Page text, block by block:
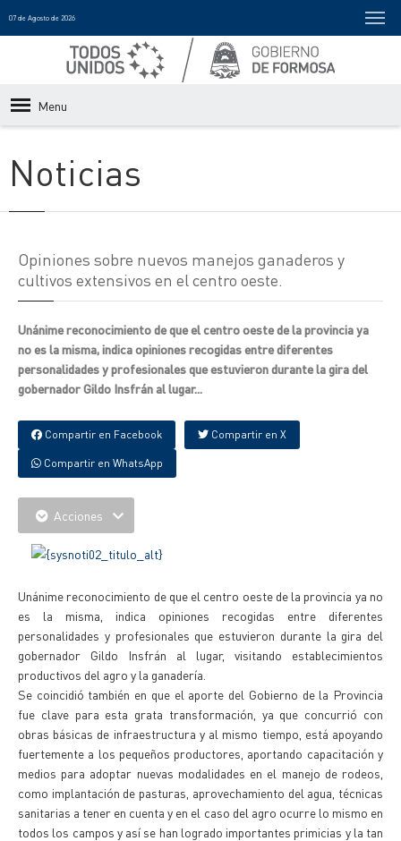
07 de Agosto de 2026
Menu
Noticias
Opiniones sobre nuevos manejos ganaderos y
cultivos extensivos en el centro oeste.
Unánime reconocimiento de que el centro oeste de la provincia ya
no es la misma, indica opiniones recogidas entre diferentes
personalidades y profesionales que estuvieron durante la gira del
gobernador Gildo Insfrán al lugar...
Compartir en Facebook Compartir en X
Compartir en WhatsApp
Acciones
Unánime reconocimiento de que el centro oeste de la provincia ya no
es la misma, indica opiniones recogidas entre diferentes
personalidades y profesionales que estuvieron durante la gira del
gobernador Gildo Insfrán al lugar, visitando establecimientos
productivos del agro y la ganadería.
Se coincidió también en que el aporte del Gobierno de la Provincia
fue clave para esta grata transformación, ya que concurrió con
obras básicas de infraestructura y al mismo tiempo, está apoyando
fuertemente a los pequeños productores, aportando capacitación y
medios para adoptar nuevas modalidades en el manejo de rodeos,
como implantación de pasturas, aprovechamiento del agua, técnicas
sanitarias a tener en cuenta y en el caso del agro ocurre lo mismo en
todos los campos y así se han logrado importantes primicias y la tan